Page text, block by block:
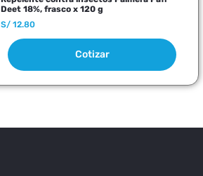
Deet 18%, frasco x 120 g
S/ 12.80
Cotizar